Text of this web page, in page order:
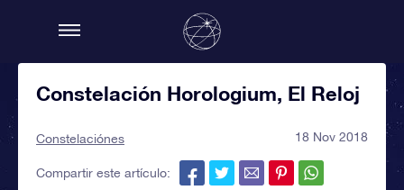
Constelación Horologium, El Reloj
Constelaciónes 18 Nov 2018
Compartir este artículo: